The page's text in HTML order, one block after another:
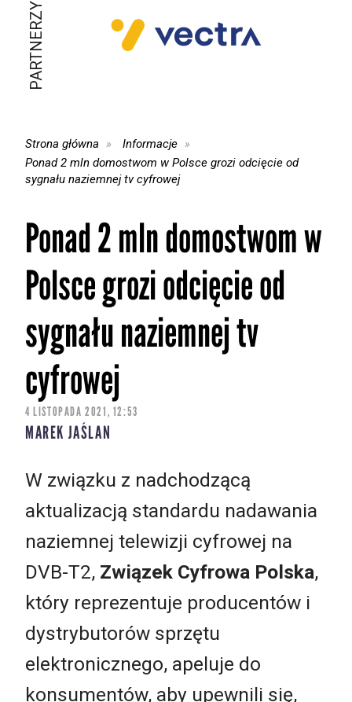
PARTNERZY
Strona główna
Informacje
Ponad 2 mln domostwom w Polsce grozi odcięcie od
sygnału naziemnej tv cyfrowej
Ponad 2 mln domostwom w
Polsce grozi odcięcie od
sygnału naziemnej tv
cyfrowej
4 LISTOPADA 2021, 12:53
MAREK JAŚLAN
W związku z nadchodzącą
aktualizacją standardu nadawania
naziemnej telewizji cyfrowej na
DVB-T2, Związek Cyfrowa Polska,
który reprezentuje producentów i
dystrybutorów sprzętu
elektronicznego, apeluje do
konsumentów, aby upewnili się,